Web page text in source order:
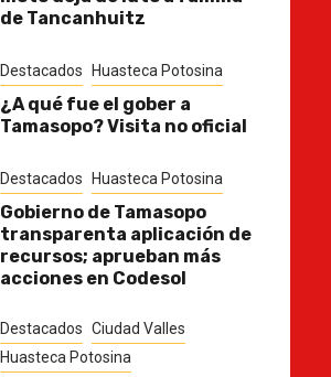
de Tancanhuitz
Destacados Huasteca Potosina
¿A qué fue el gober a
Tamasopo? Visita no oficial
Destacados Huasteca Potosina
Gobierno de Tamasopo
transparenta aplicación de
recursos; aprueban más
acciones en Codesol
Destacados Ciudad Valles
Huasteca Potosina